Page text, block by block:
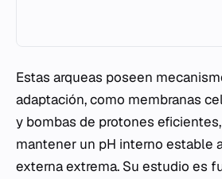
Estas arqueas poseen
adaptación, como membranas
y bombas de protones
mantener un pH interno estable
externa extrema. Su estudio es